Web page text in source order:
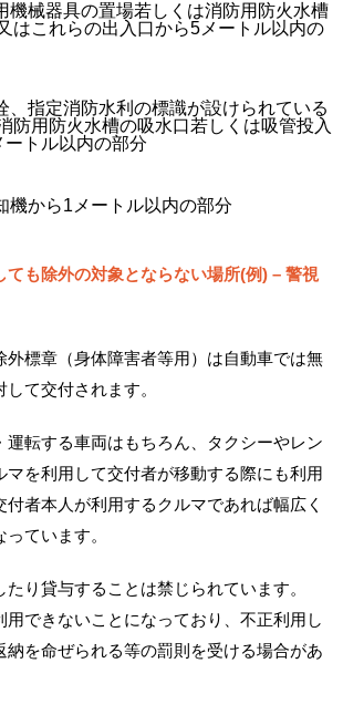
械器具の置場若しくは消防用防火水槽
はこれらの出入口から5メートル以内の
指定消防水利の標識が設けられている
防用防火水槽の吸水口若しくは吸管投入
ートル以内の部分
機から1メートル以内の部分
ても除外の対象とならない場所(例) – 警視
外標章（身体障害者等用）は自動車では無
て交付されます。
運転する車両はもちろん、タクシーやレン
マを利用して交付者が移動する際にも利用
者本人が利用するクルマであれば幅広く
ています。
り貸与することは禁じられています。
用できないことになっており、不正利用し
納を命ぜられる等の罰則を受ける場合があ